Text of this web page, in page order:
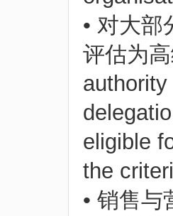
• 对大
评估为
eligible
the
• 销售